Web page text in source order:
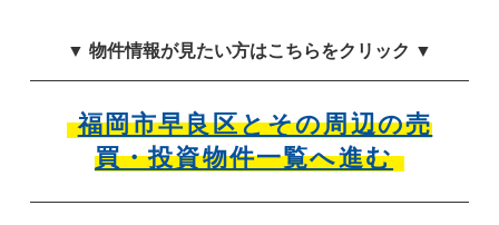
▼ 物件情報が見たい方はこちらをクリック ▼
福岡市早良区とその周辺の売
買・投資物件一覧へ進む